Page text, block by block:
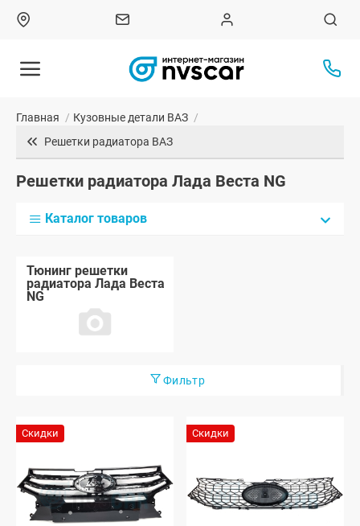
Главная / Кузовные детали ВАЗ /
Решетки радиатора ВАЗ
Решетки радиатора Лада Веста NG
Каталог товаров
Тюнинг решетки
радиатора Лада Веста
NG
Фильтр
Скидки Скидки